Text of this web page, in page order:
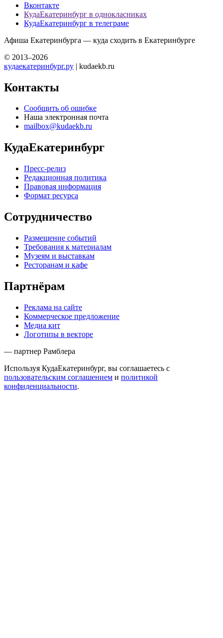
Вконтакте
КудаЕкатеринбург в однокласниках
КудаЕкатеринбург в телеграме
Афиша Екатеринбурга — куда сходить в Екатеринбурге
© 2013–2026
кудаекатеринбург.ру | kudaekb.ru
Контакты
Сообщить об ошибке
Наша электронная почта
mailbox@kudaekb.ru
КудаЕкатеринбург
Пресс-релиз
Редакционная политика
Правовая информация
Формат ресурса
Сотрудничество
Размещение событий
Требования к материалам
Музеям и выставкам
Ресторанам и кафе
Партнёрам
Реклама на сайте
Коммерческое предложение
Медиа кит
Логотипы в векторе
— партнер Рамблера
Используя КудаЕкатеринбург, вы соглашаетесь с
пользовательским соглашением и политикой
конфиденциальности.